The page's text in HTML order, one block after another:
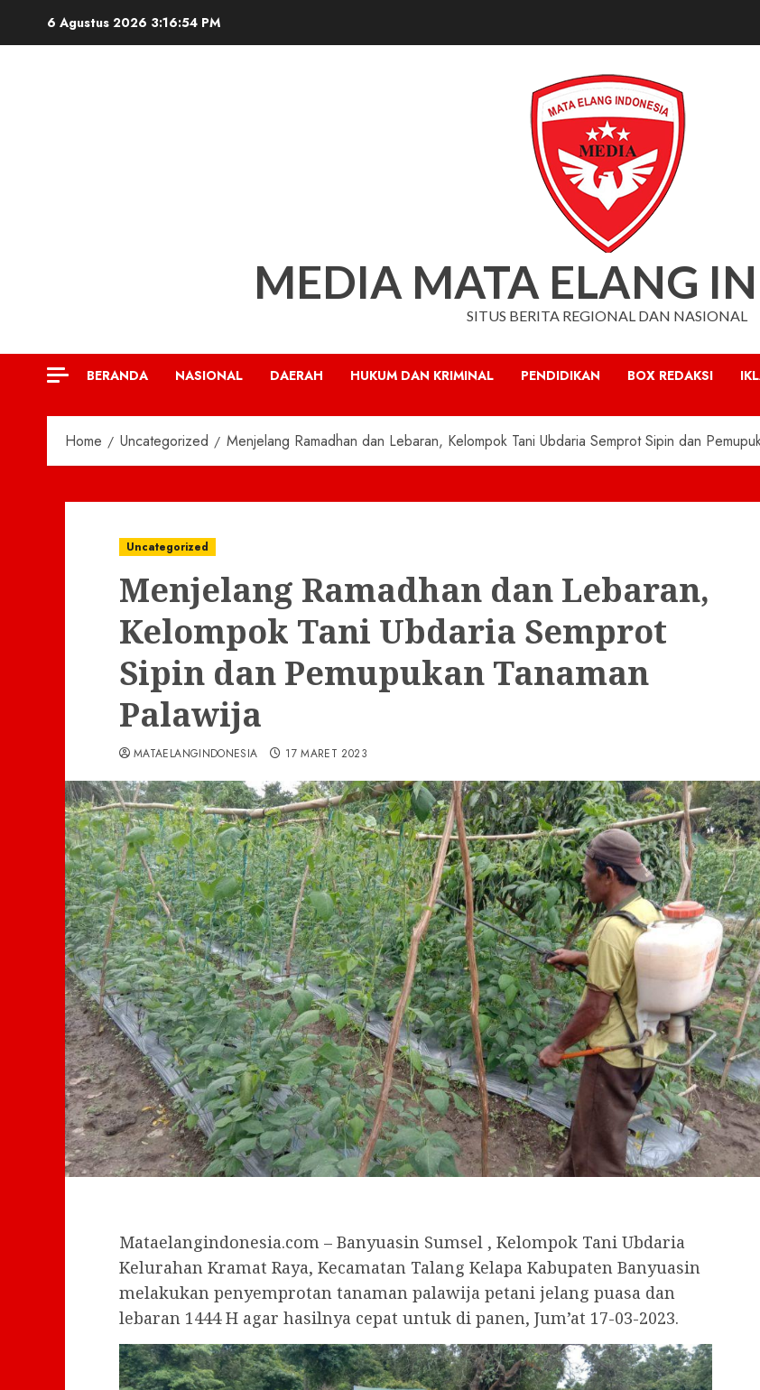
6 Agustus 2026 3:16:55 PM
MEDIA MATA ELANG
SITUS BERITA REGIONAL DAN NASIONAL
BERANDA NASIONAL DAERAH HUKUM DAN KRIMINAL PENDIDIKAN BOX REDAKSI
Home Uncategorized Menjelang Ramadhan dan Lebaran, Kelompok Tani Ubdaria Semprot Sipin dan
Uncategorized
Menjelang Ramadhan dan Lebaran,
Kelompok Tani Ubdaria Semprot
Sipin dan Pemupukan Tanaman
Palawija
MATAELANGINDONESIA 17 MARET 2023
Mataelangindonesia.com – Banyuasin Sumsel , Kelompok Tani Ubdaria
Kelurahan Kramat Raya, Kecamatan Talang Kelapa Kabupaten Banyuasin
melakukan penyemprotan tanaman palawija petani jelang puasa dan
lebaran 1444 H agar hasilnya cepat untuk di panen, Jum’at 17-03-2023.